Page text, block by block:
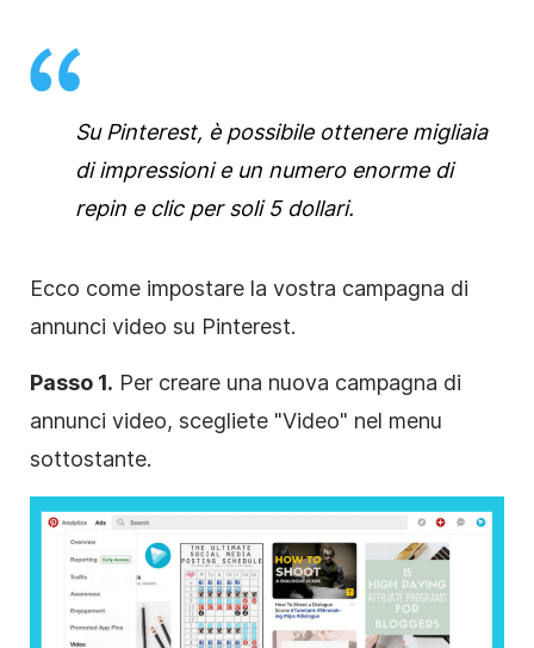
Su Pinterest, è possibile ottenere migliaia
di impressioni e un numero enorme di
repin e clic per soli 5 dollari.
Ecco come impostare la vostra campagna di
annunci video su Pinterest.
Passo 1. Per creare una nuova campagna di
annunci video, scegliete "Video" nel menu
sottostante.